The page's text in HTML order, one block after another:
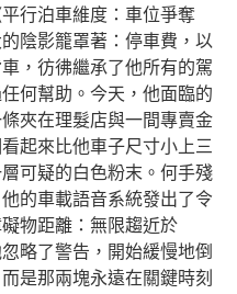
行泊車維度：車位爭奪
陰影籠罩著：停車費，以
，彷彿繼承了他所有的駕
何幫助。今天，他面臨的
夾在理髮店與一間專賣金
起來比他車子尺寸小上三
可疑的白色粉末。何手殘
的車載語音系統發出了令
物距離：無限趨近於
略了警告，開始緩慢地倒
是那兩塊永遠在關鍵時刻